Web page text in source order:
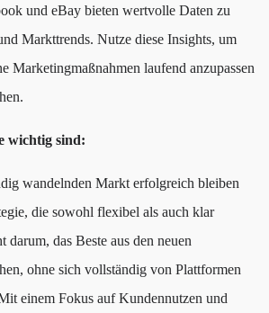
und eBay bieten wertvolle Daten zu
Markttrends. Nutze diese Insights, um
Marketingmaßnahmen laufend anzupassen
wichtig sind:
wandelnden Markt erfolgreich bleiben
die sowohl flexibel als auch klar
darum, das Beste aus den neuen
ohne sich vollständig von Plattformen
einem Fokus auf Kundennutzen und